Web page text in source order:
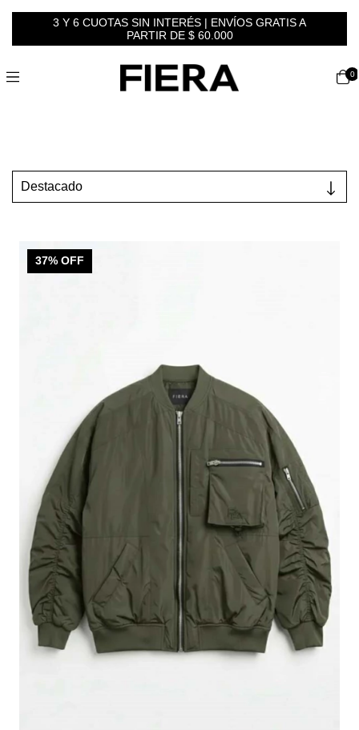
3 Y 6 CUOTAS SIN INTERÉS | ENVÍOS GRATIS A
PARTIR DE $ 60.000
0
37% OFF